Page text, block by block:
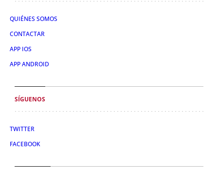
QUIÉNES SOMOS
CONTACTAR
APP IOS
APP ANDROID
SÍGUENOS
TWITTER
FACEBOOK